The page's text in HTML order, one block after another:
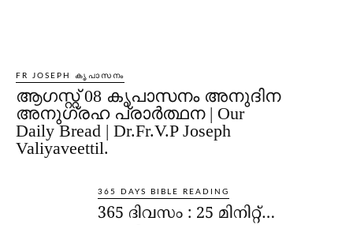
FR JOSEPH കൃപാസനം
ആഗസ്റ്റ് 08 കൃപാസനം അനുദിന
അനുഗ്രഹ പ്രാർത്ഥന | Our
Daily Bread | Dr.Fr.V.P Joseph
Valiyaveettil.
365 DAYS BIBLE READING
365 ദിവസം : 25 മിനിറ്റ്…